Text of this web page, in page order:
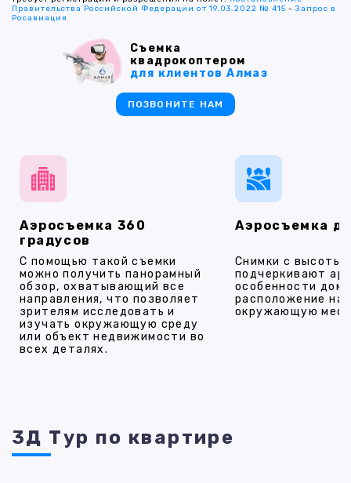
Аэросъемка 360
градусов
С помощью такой съемки
можно получить панорамный
обзор, охватывающий все
направления, что позволяет
зрителям исследовать и
изучать окружающую среду
или объект недвижимости во
всех деталях.
Аэросъемка
Снимки с высоты
подчеркивают
особенности
расположение на
окружающую
Правительства Российской Федерации от 19.03.2022 № 415 -Запрос в
Росавиация
Съемка
квадрокоптером
для клиентов Алмаз
ПОЗВОНИТЕ НАМ
3Д Тур по квартире